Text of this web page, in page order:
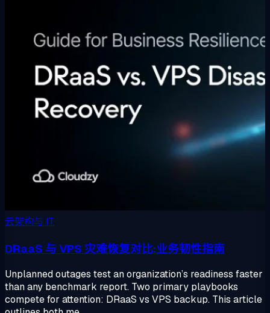
云架构与 IT
DRaaS 与 VPS 灾难恢复对比:业务韧性指南
Unplanned outages test an organization’s readiness faster
than any benchmark report. Two primary playbooks
compete for attention: DRaaS vs VPS backup. This article